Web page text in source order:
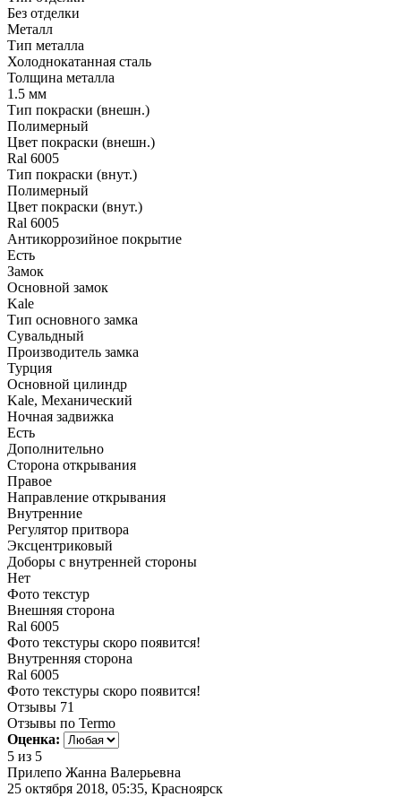
Без отделки
Металл
Тип металла
Холоднокатанная сталь
Толщина металла
1.5 мм
Тип покраски (внешн.)
Полимерный
Цвет покраски (внешн.)
Ral 6005
Тип покраски (внут.)
Полимерный
Цвет покраски (внут.)
Ral 6005
Антикоррозийное покрытие
Есть
Замок
Основной замок
Kale
Тип основного замка
Сувальдный
Производитель замка
Турция
Основной цилиндр
Kale, Механический
Ночная задвижка
Есть
Дополнительно
Сторона открывания
Правое
Направление открывания
Внутренние
Регулятор притвора
Эксцентриковый
Доборы с внутренней стороны
Нет
Фото текстур
Внешняя сторона
Ral 6005
Фото текстуры скоро появится!
Внутренняя сторона
Ral 6005
Фото текстуры скоро появится!
Отзывы 71
Отзывы по Termo
Оценка:
5 из 5
Прилепо Жанна Валерьевна
25 октября 2018, 05:35, Красноярск